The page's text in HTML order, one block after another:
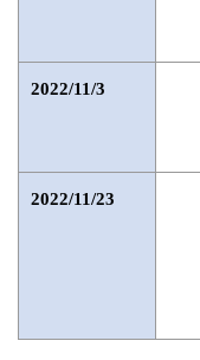
2022/11/3
2022/11/23